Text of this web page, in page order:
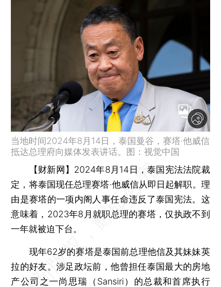
当地时间2024年8月14日，泰国曼谷，赛塔·他威信
抵达总理府向媒体发表讲话。图：视觉中国
【财新网】 2024年8月14日，泰国宪法法院裁
定，将泰国现任总理赛塔·他威信从即日起解职。理
由是赛塔的一项内阁人事任命违反了泰国宪法。这
意味着，2023年8月就职总理的赛塔，仅执政不到
一年就被迫下台。
现年62岁的赛塔是泰国前总理他信及其妹妹英
拉的好友。涉足政坛前，他曾担任泰国最大的房地
产公司之一尚思瑞（Sansiri）的总裁和首席执行